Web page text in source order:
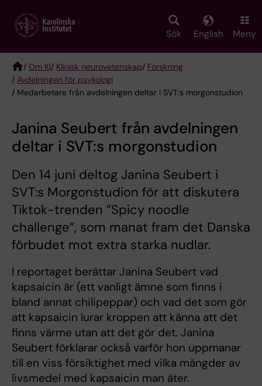
main
Sök English Meny
Breadcrumb
/ Om KI/ Klinisk neurovetenskap/ Forskning
/ Avdelningen för psykologi
/ Medarbetare från avdelningen deltar i SVT:s morgonstudion
Janina Seubert från avdelningen
deltar i SVT:s morgonstudion
Den 14 juni deltog Janina Seubert i
SVT:s Morgonstudion för att diskutera
Tiktok-trenden ”Spicy noodle
challenge”, som manat fram det Danska
förbudet mot extra starka nudlar.
I reportaget berättar Janina Seubert vad
kapsaicin är (ett vanligt ämne som finns i
bland annat chilipeppar) och vad det som gör
att kapsaicin lurar kroppen att känna att det
finns värme utan att det gör det. Janina
Seubert förklarar också varför hon uppmanar
till en viss försiktighet med vilka mängder av
livsmedel med kapsaicin man äter.